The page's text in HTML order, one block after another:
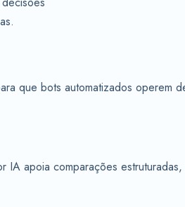
que bots automatizados operem
apoia comparações estruturadas,